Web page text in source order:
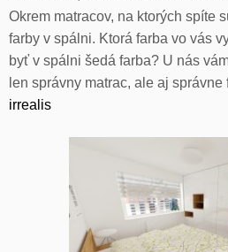
Okrem matracov, na ktorých spíte
farby v spálni. Ktorá farba vo vás
byť v spálni šedá farba? U nás
len správny matrac, ale aj
irrealis